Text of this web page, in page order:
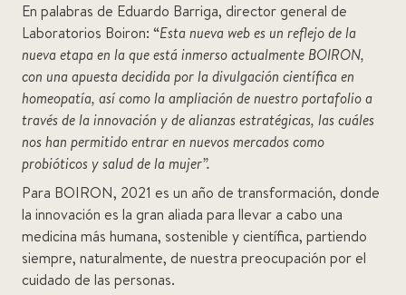
En palabras de Eduardo Barriga, director general de
Laboratorios Boiron: “Esta nueva web es un reflejo de la
nueva etapa en la que está inmerso actualmente BOIRON,
con una apuesta decidida por la divulgación científica en
homeopatía, así como la ampliación de nuestro portafolio a
través de la innovación y de alianzas estratégicas, las cuáles
nos han permitido entrar en nuevos mercados como
probióticos y salud de la mujer”.
Para BOIRON, 2021 es un año de transformación, donde
la innovación es la gran aliada para llevar a cabo una
medicina más humana, sostenible y científica, partiendo
siempre, naturalmente, de nuestra preocupación por el
cuidado de las personas.